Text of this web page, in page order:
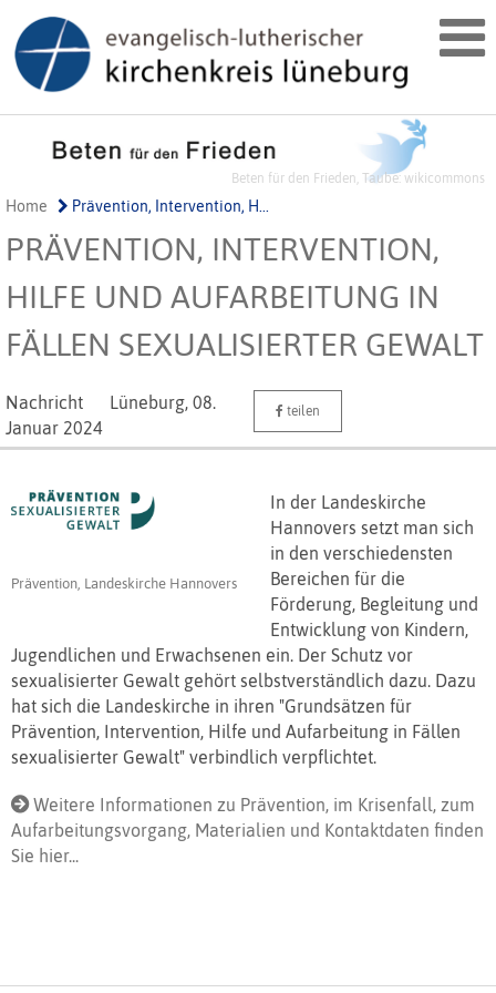
Beten für den Frieden, Taube: wikicommons
Home Prävention, Intervention, H...
PRÄVENTION, INTERVENTION,
HILFE UND AUFARBEITUNG IN
FÄLLEN SEXUALISIERTER GEWALT
Nachricht Lüneburg, 08.
Januar 2024
teilen
Prävention, Landeskirche Hannovers
In der Landeskirche
Hannovers setzt man sich
in den verschiedensten
Bereichen für die
Förderung, Begleitung und
Entwicklung von Kindern,
Jugendlichen und Erwachsenen ein. Der Schutz vor
sexualisierter Gewalt gehört selbstverständlich dazu. Dazu
hat sich die Landeskirche in ihren "Grundsätzen für
Prävention, Intervention, Hilfe und Aufarbeitung in Fällen
sexualisierter Gewalt" verbindlich verpflichtet.
Weitere Informationen zu Prävention, im Krisenfall, zum
Aufarbeitungsvorgang, Materialien und Kontaktdaten finden
Sie hier...